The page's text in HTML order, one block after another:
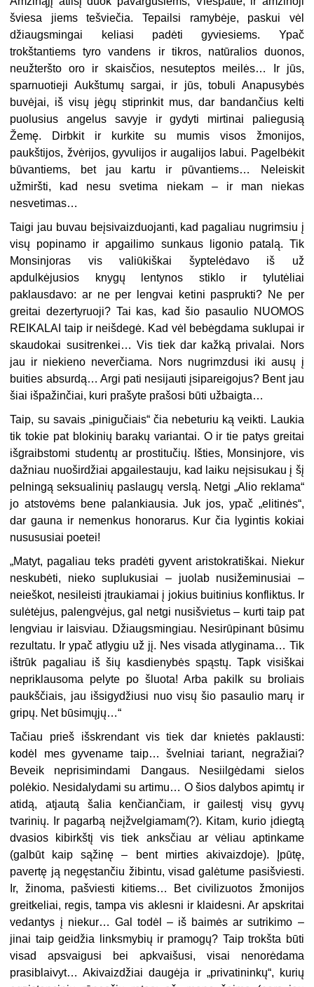
šviesa jiems tešviečia. Tepailsi ramybėje, paskui vėl
džiaugsmingai keliasi padėti gyviesiems. Ypač
trokštantiems tyro vandens ir tikros, natūralios duonos,
neužteršto oro ir skaisčios, nesuteptos meilės… Ir jūs,
sparnuotieji Aukštumų sargai, ir jūs, tobuli Anapusybės
buvėjai, iš visų jėgų stiprinkit mus, dar bandančius kelti
puolusius angelus savyje ir gydyti mirtinai paliegusią
Žemę. Dirbkit ir kurkite su mumis visos žmonijos,
paukštijos, žvėrijos, gyvulijos ir augalijos labui. Pagelbėkit
būvantiems, bet jau kartu ir pūvantiems… Neleiskit
užmiršti, kad nesu svetima niekam – ir man niekas
nesvetimas…
Taigi jau buvau beįsivaizduojanti, kad pagaliau nugrimsiu į
visų popinamo ir apgailimo sunkaus ligonio patalą. Tik
Monsinjoras vis valiūkiškai šyptelėdavo iš už
apdulkėjusios knygų lentynos stiklo ir tylutėliai
paklausdavo: ar ne per lengvai ketini pasprukti? Ne per
greitai dezertyruoji? Tai kas, kad šio pasaulio NUOMOS
REIKALAI taip ir neišdegė. Kad vėl bebėgdama suklupai ir
skaudokai susitrenkei… Vis tiek dar kažką privalai. Nors
jau ir niekieno neverčiama. Nors nugrimzdusi iki ausų į
buities absurdą… Argi pati nesijauti įsipareigojus? Bent jau
šiai išpažinčiai, kuri prašyte prašosi būti užbaigta…
Taip, su savais „pinigučiais“ čia nebeturiu ką veikti. Laukia
tik tokie pat blokinių barakų variantai. O ir tie patys greitai
išgraibstomi studentų ar prostitučių. Išties, Monsinjore, vis
dažniau nuoširdžiai apgailestauju, kad laiku neįsisukau į šį
pelningą seksualinių paslaugų verslą. Netgi „Alio reklama“
jo atstovėms bene palankiausia. Juk jos, ypač „elitinės“,
dar gauna ir nemenkus honorarus. Kur čia lygintis kokiai
nusususiai poetei!
„Matyt, pagaliau teks pradėti gyvent aristokratiškai. Niekur
neskubėti, nieko suplukusiai – juolab nusižeminusiai –
neieškot, nesileisti įtraukiamai į jokius buitinius konfliktus. Ir
sulėtėjus, palengvėjus, gal netgi nusišvietus – kurti taip pat
lengviau ir laisviau. Džiaugsmingiau. Nesirūpinant būsimu
rezultatu. Ir ypač atlygiu už jį. Nes visada atlyginama… Tik
ištrūk pagaliau iš šių kasdienybės spąstų. Tapk visiškai
nepriklausoma pelyte po šluota! Arba pakilk su broliais
paukščiais, jau išsigydžiusi nuo visų šio pasaulio marų ir
gripų. Net būsimųjų…“
Tačiau prieš išskrendant vis tiek dar knietės paklausti:
kodėl mes gyvename taip… švelniai tariant, negražiai?
Beveik neprisimindami Dangaus. Nesiilgėdami sielos
polėkio. Nesidalydami su artimu… O šios dalybos apimtų ir
atidą, atjautą šalia kenčiančiam, ir gailestį visų gyvų
tvarinių. Ir pagarbą neįžvelgiamam(?). Kitam, kurio įdiegtą
dvasios kibirkštį vis tiek anksčiau ar vėliau aptinkame
(galbūt kaip sąžinę – bent mirties akivaizdoje). Įpūtę,
pavertę ją negęstančiu žibintu, visad galėtume pasišviesti.
Ir, žinoma, pašviesti kitiems… Bet civilizuotos žmonijos
greitkeliai, regis, tampa vis aklesni ir klaidesni. Ar apskritai
vedantys į niekur… Gal todėl – iš baimės ar sutrikimo –
jinai taip geidžia linksmybių ir pramogų? Taip trokšta būti
visad apsvaigusi bei apkvaišusi, visai nenorėdama
prasiblaivyt… Akivaizdžiai daugėja ir „privatininkų“, kurių